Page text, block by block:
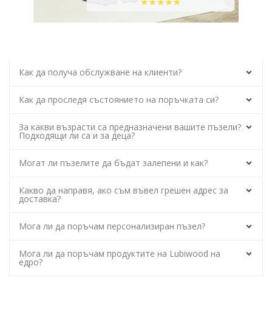
Как да получа обслужване на клиенти?
Как да проследя състоянието на поръчката си?
За какви възрасти са предназначени вашите пъзели?
Подходящи ли са и за деца?
Могат ли пъзелите да бъдат залепени и как?
Какво да направя, ако съм въвел грешен адрес за
доставка?
Мога ли да поръчам персонализиран пъзел?
Мога ли да поръчам продуктите на Lubiwood на
едро?